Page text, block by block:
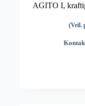
AGITO I,
(Veil.